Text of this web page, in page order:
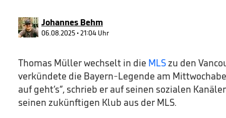
90%
Johannes Behm
06.08.2025 • 21:04 Uhr
Thomas Müller wechselt in die MLSzu den
verkündete die Bayern-Legende am
auf geht‘s“, schrieb er auf seinen sozialen
seinen zukünftigen Klub aus der MLS.